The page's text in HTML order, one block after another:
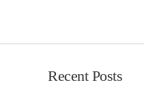
Recent Posts